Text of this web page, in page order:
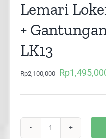
Lemari
+
LK13
Rp2,100,000
Original
Rp